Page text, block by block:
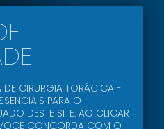
Agenda Científica
Jornal
Ead
DE CIRURGIA TORÁCICA -
PARA O
DESTE SITE. AO CLICAR
CONCORDA COM O